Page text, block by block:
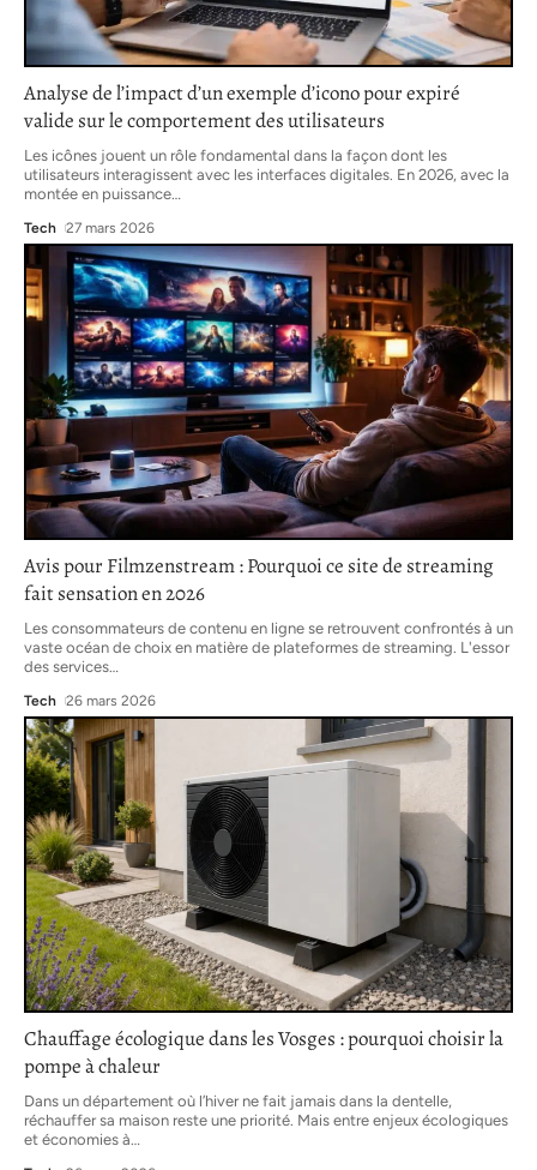
Analyse de l’impact d’un exemple d’icono pour expiré
valide sur le comportement des utilisateurs
Les icônes jouent un rôle fondamental dans la façon dont les
utilisateurs interagissent avec les interfaces digitales. En 2026, avec la
montée en puissance…
Tech 27 mars 2026
Avis pour Filmzenstream : Pourquoi ce site de streaming
fait sensation en 2026
Les consommateurs de contenu en ligne se retrouvent confrontés à un
vaste océan de choix en matière de plateformes de streaming. L'essor
des services
Tech 26 mars 2026
Chauffage écologique dans les Vosges : pourquoi choisir la
pompe à chaleur
Dans un département où l’hiver ne fait jamais dans la dentelle,
réchauffer sa maison reste une priorité. Mais entre enjeux écologiques
et économies à